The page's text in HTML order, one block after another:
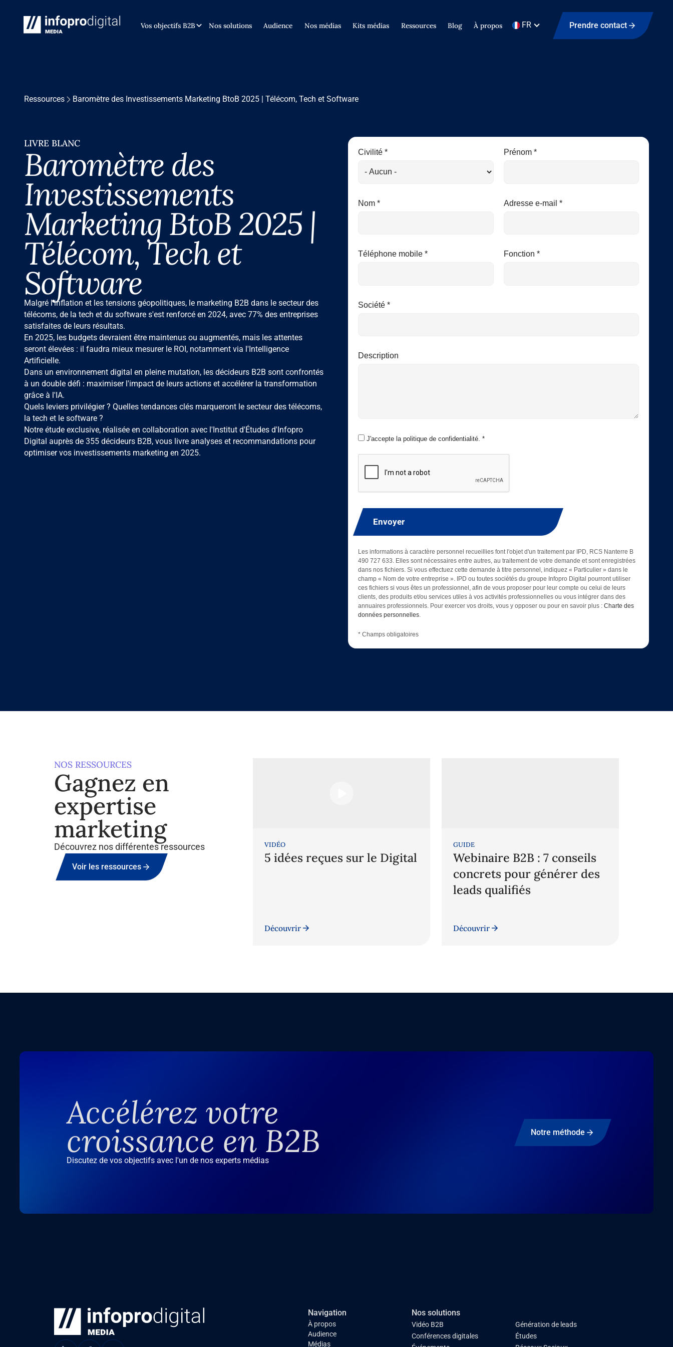
Vos objectifs B2B Nos solutions Audience Nos médias Kits médias Ressources Blog À propos FR Prendre contact
Ressources Baromètre des Investissements Marketing BtoB 2025 | Télécom, Tech et Software
LIVRE BLANC
Baromètre des
Investissements
Marketing BtoB 2025 |
Télécom, Tech et
Software
Malgré l'inflation et les tensions géopolitiques, le marketing B2B dans le secteur des
télécoms, de la tech et du software s'est renforcé en 2024, avec 77% des entreprises
satisfaites de leurs résultats.
En 2025, les budgets devraient être maintenus ou augmentés, mais les attentes
seront élevées : il faudra mieux mesurer le ROI, notamment via l'Intelligence
Artificielle.
Dans un environnement digital en pleine mutation, les décideurs B2B sont confrontés
à un double défi : maximiser l'impact de leurs actions et accélérer la transformation
grâce à l'IA.
Quels leviers privilégier ? Quelles tendances clés marqueront le secteur des télécoms,
la tech et le software ?
Notre étude exclusive, réalisée en collaboration avec l'Institut d'Études d'Infopro
Digital auprès de 355 décideurs B2B, vous livre analyses et recommandations pour
optimiser vos investissements marketing en 2025.
Civilité * Prénom *
Nom * Adresse e-mail *
Téléphone mobile * Fonction *
Société *
Description
J'accepte la politique de confidentialité. *
Envoyer
Les informations à caractère personnel recueillies font l'objet d'un traitement par IPD, RCS Nanterre B
490 727 633. Elles sont nécessaires entre autres, au traitement de votre demande et sont enregistrées
dans nos fichiers. Si vous effectuez cette demande à titre personnel, indiquez « Particulier » dans le
champ « Nom de votre entreprise ». IPD ou toutes sociétés du groupe Infopro Digital pourront utiliser
ces fichiers si vous êtes un professionnel, afin de vous proposer pour leur compte ou celui de leurs
clients, des produits et/ou services utiles à vos activités professionnelles ou vous intégrer dans des
annuaires professionnels. Pour exercer vos droits, vous y opposer ou pour en savoir plus : Charte des
données personnelles.
* Champs obligatoires
NOS RESSOURCES
Gagnez en
expertise
marketing
Découvrez nos différentes ressources
Voir les ressources
VIDÉO
5 idées reçues sur le Digital
Découvrir
GUIDE
Webinaire B2B : 7 conseils
concrets pour générer des
leads qualifiés
Découvrir
Accélérez votre
croissance en B2B
Discutez de vos objectifs avec l'un de nos experts médias
Notre méthode
Navigation
À propos
Audience
Médias
Nos solutions
Vidéo B2B
Conférences digitales
Génération de leads
Études